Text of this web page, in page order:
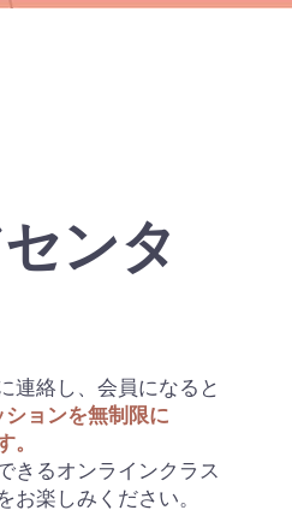
ンタ
連絡し、会員になると
ョンを無制限に
きるオンラインクラス
お楽しみください。